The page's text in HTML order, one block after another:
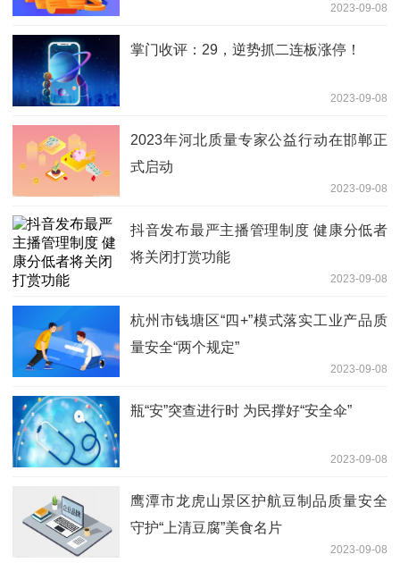
2023-09-08
掌门收评：29，逆势抓二连板涨停！
2023-09-08
2023年河北质量专家公益行动在邯郸正
式启动
2023-09-08
抖音发布最严主播管理制度 健康分低者
将关闭打赏功能
2023-09-08
杭州市钱塘区“四+”模式落实工业产品质
量安全“两个规定”
2023-09-08
瓶“安”突查进行时 为民撑好“安全伞”
2023-09-08
鹰潭市龙虎山景区护航豆制品质量安全
守护“上清豆腐”美食名片
2023-09-08